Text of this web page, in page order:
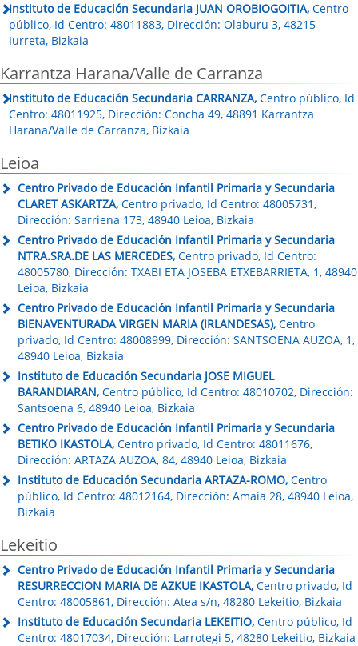
Instituto de Educación Secundaria JUAN OROBIOGOITIA, Centro
público, Id Centro: 48011883, Dirección: Olaburu 3, 48215
Iurreta, Bizkaia
Karrantza Harana/Valle de Carranza
Instituto de Educación Secundaria CARRANZA, Centro público, Id
Centro: 48011925, Dirección: Concha 49, 48891 Karrantza
Harana/Valle de Carranza, Bizkaia
Leioa
Centro Privado de Educación Infantil Primaria y Secundaria
CLARET ASKARTZA, Centro privado, Id Centro: 48005731,
Dirección: Sarriena 173, 48940 Leioa, Bizkaia
Centro Privado de Educación Infantil Primaria y Secundaria
NTRA.SRA.DE LAS MERCEDES, Centro privado, Id Centro:
48005780, Dirección: TXABI ETA JOSEBA ETXEBARRIETA, 1, 48940
Leioa, Bizkaia
Centro Privado de Educación Infantil Primaria y Secundaria
BIENAVENTURADA VIRGEN MARIA (IRLANDESAS), Centro
privado, Id Centro: 48008999, Dirección: SANTSOENA AUZOA, 1,
48940 Leioa, Bizkaia
Instituto de Educación Secundaria JOSE MIGUEL
BARANDIARAN, Centro público, Id Centro: 48010702, Dirección:
Santsoena 6, 48940 Leioa, Bizkaia
Centro Privado de Educación Infantil Primaria y Secundaria
BETIKO IKASTOLA, Centro privado, Id Centro: 48011676,
Dirección: ARTAZA AUZOA, 84, 48940 Leioa, Bizkaia
Instituto de Educación Secundaria ARTAZA-ROMO, Centro
público, Id Centro: 48012164, Dirección: Amaia 28, 48940 Leioa,
Bizkaia
Lekeitio
Centro Privado de Educación Infantil Primaria y Secundaria
RESURRECCION MARIA DE AZKUE IKASTOLA, Centro privado, Id
Centro: 48005861, Dirección: Atea s/n, 48280 Lekeitio, Bizkaia
Instituto de Educación Secundaria LEKEITIO, Centro público, Id
Centro: 48017034, Dirección: Larrotegi 5, 48280 Lekeitio, Bizkaia